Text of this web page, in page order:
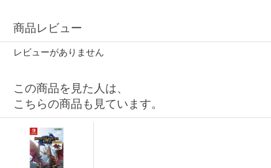
商品レビュー
レビューがありません
この商品を見た人は、
こちらの商品も見ています。